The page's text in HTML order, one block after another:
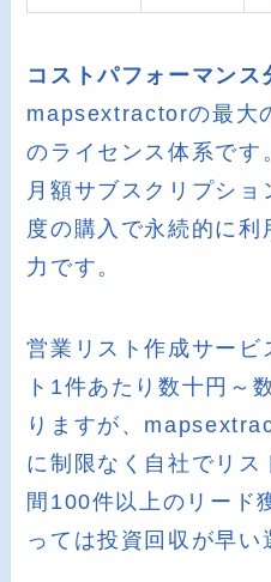
コストパフォーマンス
mapsextractorの最大
のライセンス体系です
月額サブスクリプシ
度の購入で永続的に
力です。
営業リスト作成サービ
ト1件あたり数十円～
りますが、
に制限なく自社でリス
間100件以上のリード
っては投資回収が早い